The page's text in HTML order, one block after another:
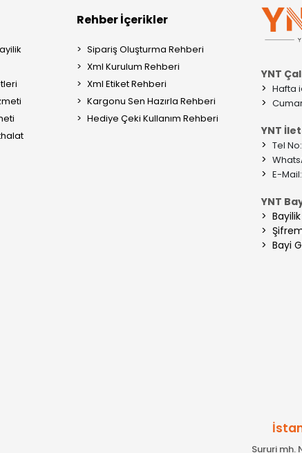
Rehber İçerikler
Sipariş Oluşturma Rehberi
Xml Kurulum Rehberi
Xml Etiket Rehberi
Kargonu Sen Hazırla Rehberi
Hediye Çeki Kullanım Rehberi
YNT
> Hafta
>
YNT
> Tel
>
> E-Mail:
YNT
>
>
> Bayi
Sururi mh.